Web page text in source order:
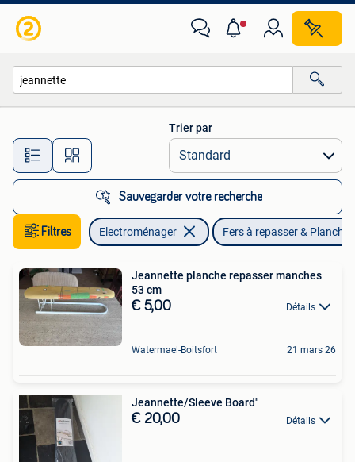
Toutes les distances…
Trier par
Sauvegarder votre recherche
Filtres Electroménager Fers à repasser &
Jeannette planche repasser manches
53 cm
€ 5,00 Détails
Watermael-Boitsfort 21 mars 26
Jeannette/Sleeve Board"
€ 20,00 Détails